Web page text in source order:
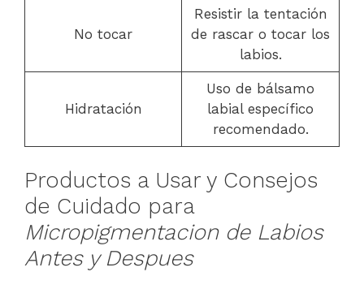
No tocar
Resistir la tentación
de rascar o tocar los
labios.
Hidratación
Uso de bálsamo
labial específico
recomendado.
Productos a Usar y Consejos
de Cuidado para
Micropigmentacion de Labios
Antes y Despues